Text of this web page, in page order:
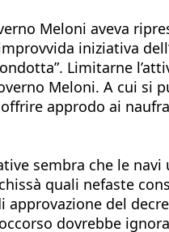
Meloni aveva
iniziativa
Limitarne
Meloni. A cui si
approdo ai
sembra che le
quali nefaste
del
dovrebbe